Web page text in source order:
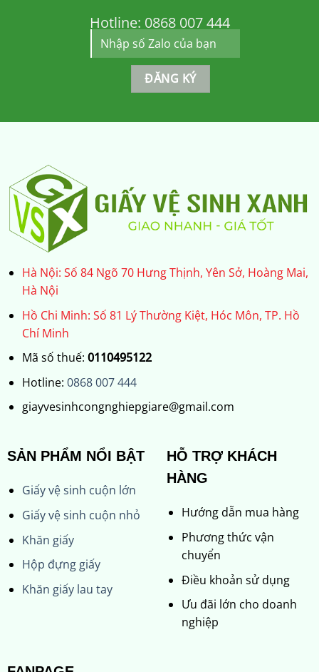
Hotline: 0868 007 444
Hà Nội: Số 84 Ngõ 70 Hưng Thịnh, Yên Sở, Hoàng Mai,
Hà Nội
Hồ Chi Minh: Số 81 Lý Thường Kiệt, Hóc Môn, TP. Hồ
Chí Minh
Mã số thuế: 0110495122
Hotline: 0868 007 444
giayvesinhcongnghiepgiare@gmail.com
SẢN PHẨM NỔI BẬT
Giấy vệ sinh cuộn lớn
Giấy vệ sinh cuộn nhỏ
Khăn giấy
Hộp đựng giấy
Khăn giấy lau tay
HỖ TRỢ KHÁCH
HÀNG
Hướng dẫn mua hàng
Phương thức vận
chuyển
Điều khoản sử dụng
Ưu đãi lớn cho doanh
nghiệp